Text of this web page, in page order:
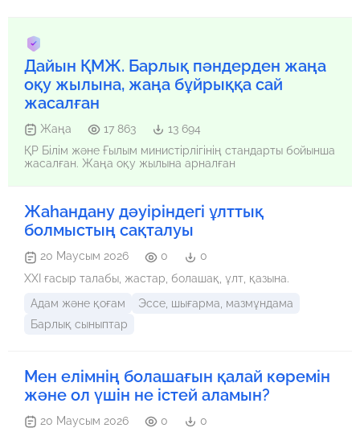
Дайын ҚМЖ. Барлық пәндерден жаңа
оқу жылына, жаңа бұйрыққа сай
жасалған
Жаңа 17 863
13 694
ҚР Білім және Ғылым министірлігінің стандарты бойынша
жасалған. Жаңа оқу жылына арналған
Жаһандану дәуіріндегі ұлттық
болмыстың сақталуы
20 Маусым 2026 0
0
ХХІ ғасыр талабы, жастар, болашақ, ұлт, қазына.
Адам және қоғам
Эссе, шығарма, мазмұндама
Барлық сыныптар
Мен елімнің болашағын қалай көремін
және ол үшін не істей аламын?
20 Маусым 2026 0
0